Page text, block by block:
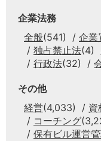
企業法務
全般(541) 企業
独占禁止法(4)
行政法(32)
その他
経営(4,033) 資
コーチング
保有ビル運営